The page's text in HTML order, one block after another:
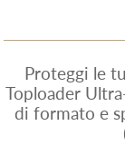
Proteggi le
Toploader
di formato e